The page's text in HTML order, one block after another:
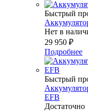
Быстрый
Нет в
29 950 ₽
Подробнее
Быстрый
EFB
Достаточно